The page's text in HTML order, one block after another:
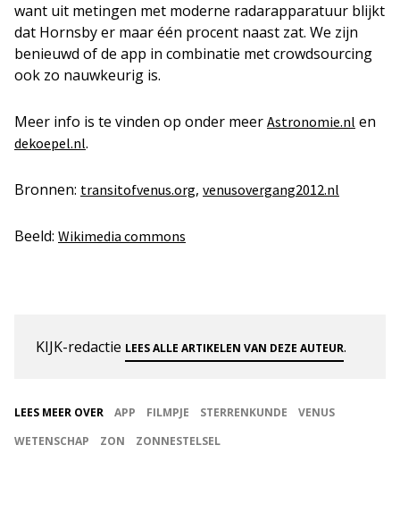
want uit metingen met moderne radarapparatuur blijkt
dat Hornsby er maar één procent naast zat. We zijn
benieuwd of de app in combinatie met crowdsourcing
ook zo nauwkeurig is.
Meer info is te vinden op onder meer Astronomie.nl en
dekoepel.nl.
Bronnen: transitofvenus.org, venusovergang2012.nl
Beeld: Wikimedia commons
KIJK-redactie LEES ALLE ARTIKELEN VAN DEZE AUTEUR.
LEES MEER OVER APP FILMPJE STERRENKUNDE
VENUS
WETENSCHAP
ZON ZONNESTELSEL